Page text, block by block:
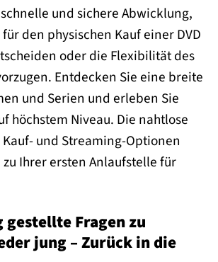
und sichere Abwicklung,
den physischen Kauf einer DVD
oder die Flexibilität des
Entdecken Sie eine breite
und Serien und erleben Sie
höchstem Niveau. Die nahtlose
und Streaming-Optionen
Ihrer ersten Anlaufstelle für
gestellte Fragen zu
jung – Zurück in die